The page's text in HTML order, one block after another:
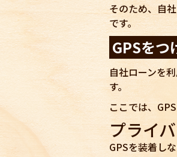
そのため、自
です。
GPSをつ
自社ローンを
す。
ここでは、
プライ
GPSを装着し